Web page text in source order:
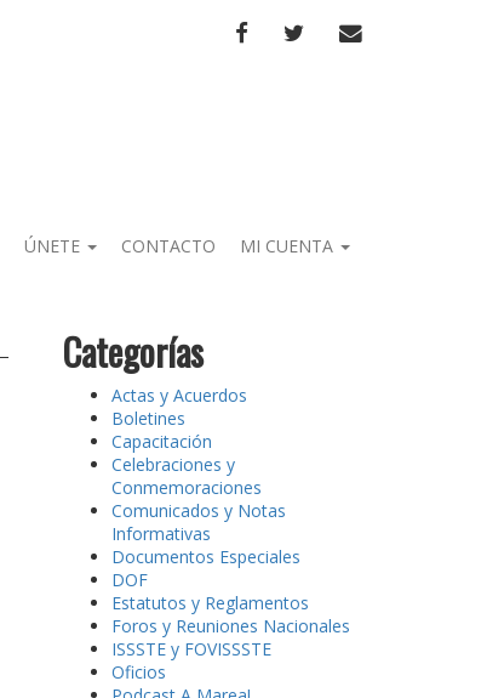
FACEBOOKTWITTERCORREO
ÚNETE CONTACTO MI CUENTA
Categorías
Actas y Acuerdos
Boletines
Capacitación
Celebraciones y
Conmemoraciones
Comunicados y Notas
Informativas
Documentos Especiales
DOF
Estatutos y Reglamentos
Foros y Reuniones Nacionales
ISSSTE y FOVISSSTE
Oficios